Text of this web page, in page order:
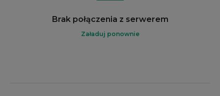
Brak połączenia z serwerem
Załaduj ponownie